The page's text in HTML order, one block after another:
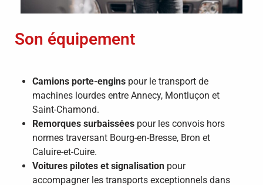
Son équipement
Camions porte-engins pour le transport de
machines lourdes entre Annecy, Montluçon et
Saint-Chamond.
Remorques surbaissées pour les convois hors
normes traversant Bourg-en-Bresse, Bron et
Caluire-et-Cuire.
Voitures pilotes et signalisation pour
accompagner les transports exceptionnels dans